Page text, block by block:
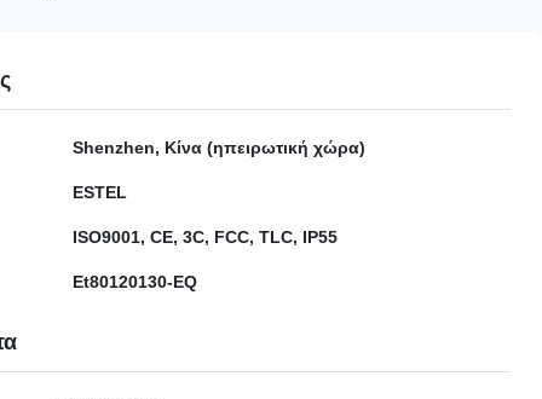
Shenzhen, Κίνα (ηπειρωτική χώρα)
ESTEL
ISO9001, CE, 3C, FCC, TLC, IP55
Et80120130-EQ